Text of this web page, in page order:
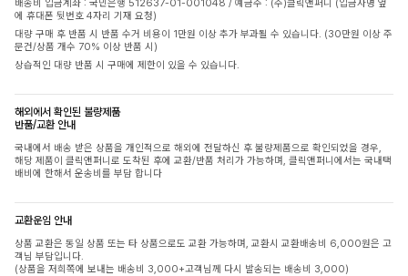
배송비 입금계좌 : 국민은행 512637-01-001048 / 예금주 : (주)클릭앤퍼니 (입금자명 옆
에 휴대폰 뒷번호 4자리 기재 요청)
대량 구매 후 반품 시 반품 수거 비용이 1만원 이상 추가 부과될 수 있습니다. (30만원 이상 주
문건/상품 개수 70% 이상 반품 시)
상습적인 대량 반품 시 구매에 제한이 있을 수 있습니다.
해외에서 확인된 불량제품
반품/교환 안내
국내에서 배송 받은 상품을 개인적으로 해외에 전달하신 후 불량제품으로 확인되었을 경우,
해당 제품이 클릭앤퍼니로 도착된 후에 교환/반품 처리가 가능하며, 클릭앤퍼니에서는 국내택
배비에 한해서 운송비를 부담 합니다
교환운임 안내
상품 교환은 동일 상품 또는 타 상품으로도 교환 가능하며, 교환시 교환배송비 6,000원은 고
객님 부담입니다.
(상품을 저희쪽에 보내는 배송비 3,000+고객님께 다시 발송되는 배송비 3,000)